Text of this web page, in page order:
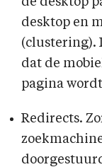
desktop en
(clustering).
dat de
pagina
Redirects.